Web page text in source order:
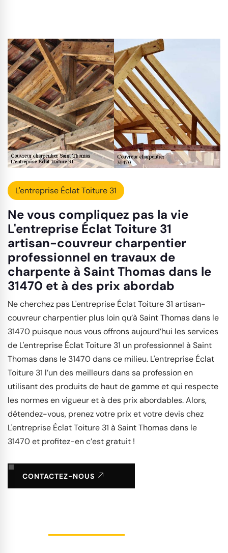
L'entreprise Éclat Toiture 31
Ne vous compliquez pas la vie
L'entreprise Éclat Toiture 31
artisan-couvreur charpentier
professionnel en travaux de
charpente à Saint Thomas dans le
31470 et à des prix abordab
Ne cherchez pas L'entreprise Éclat Toiture 31 artisan-
couvreur charpentier plus loin qu’à Saint Thomas dans le
31470 puisque nous vous offrons aujourd’hui les services
de L'entreprise Éclat Toiture 31 un professionnel à Saint
Thomas dans le 31470 dans ce milieu. L'entreprise Éclat
Toiture 31 l’un des meilleurs dans sa profession en
utilisant des produits de haut de gamme et qui respecte
les normes en vigueur et à des prix abordables. Alors,
détendez-vous, prenez votre prix et votre devis chez
L'entreprise Éclat Toiture 31 à Saint Thomas dans le
31470 et profitez-en c’est gratuit !
CONTACTEZ-NOUS